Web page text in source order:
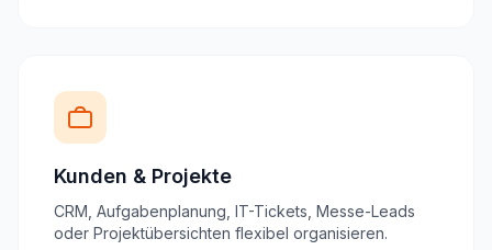
Kunden & Projekte
CRM, Aufgabenplanung, IT-Tickets, Messe-Leads
oder Projektübersichten flexibel organisieren.